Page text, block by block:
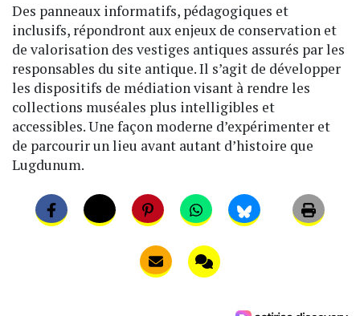
Des panneaux informatifs, pédagogiques et
inclusifs, répondront aux enjeux de conservation et
de valorisation des vestiges antiques assurés par les
responsables du site antique. Il s’agit de développer
les dispositifs de médiation visant à rendre les
collections muséales plus intelligibles et
accessibles. Une façon moderne d’expérimenter et
de parcourir un lieu avant autant d’histoire que
Lugdunum.